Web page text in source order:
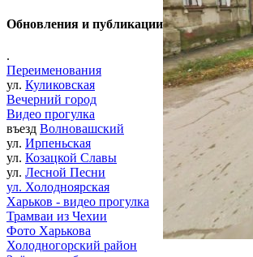
Обновления и публикации
.
Переименования
ул. Куликовская
Вечерний город
Видео прогулка
въезд Волновашский
ул. Ирпеньская
ул. Козацкой Славы
ул. Лесной Песни
ул. Холодноярская
Харьков - видео прогулка
Трамваи из Чехии
Фото Харькова
Холодногорский район